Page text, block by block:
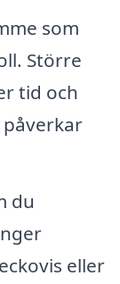
som
Större
tid och
du
eller